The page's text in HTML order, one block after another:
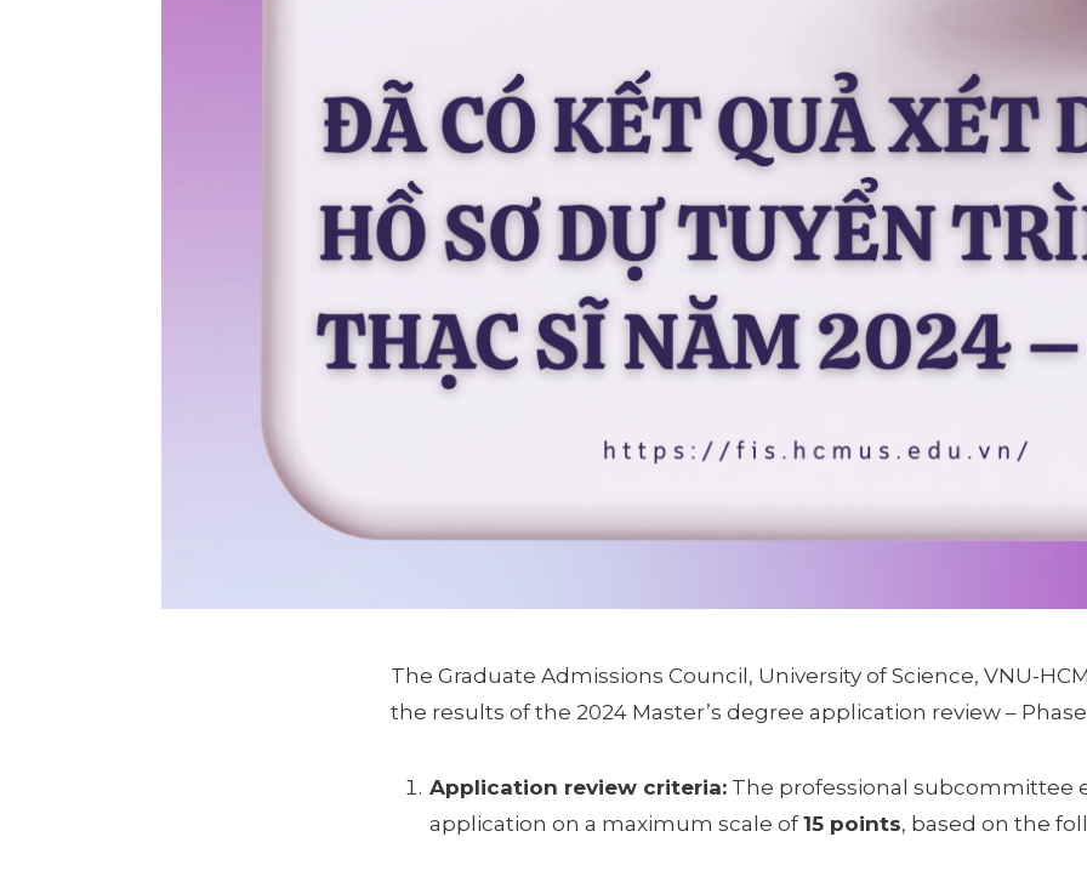
The Graduate Admissions Council, University of Science, VNU-
the results of the 2024 Master’s degree application review –
Application review criteria:The professional subcommittee
application on a maximum scale of15 points, based on the